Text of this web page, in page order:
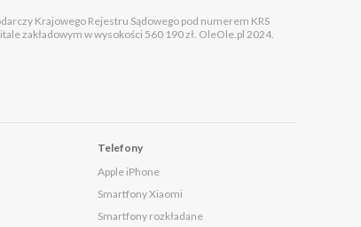
Krajowego Rejestru Sądowego pod numerem KRS
zakładowym w wysokości 560 190 zł. OleOle.pl 2024.
Telefony
Apple iPhone
Smartfony Xiaomi
Smartfony rozkładane